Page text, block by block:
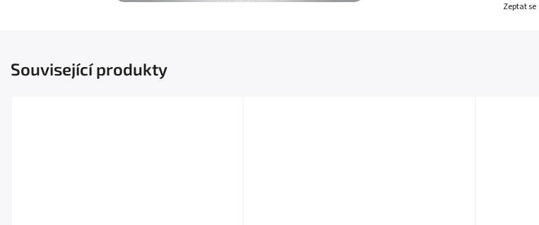
Zeptat se
Související produkty